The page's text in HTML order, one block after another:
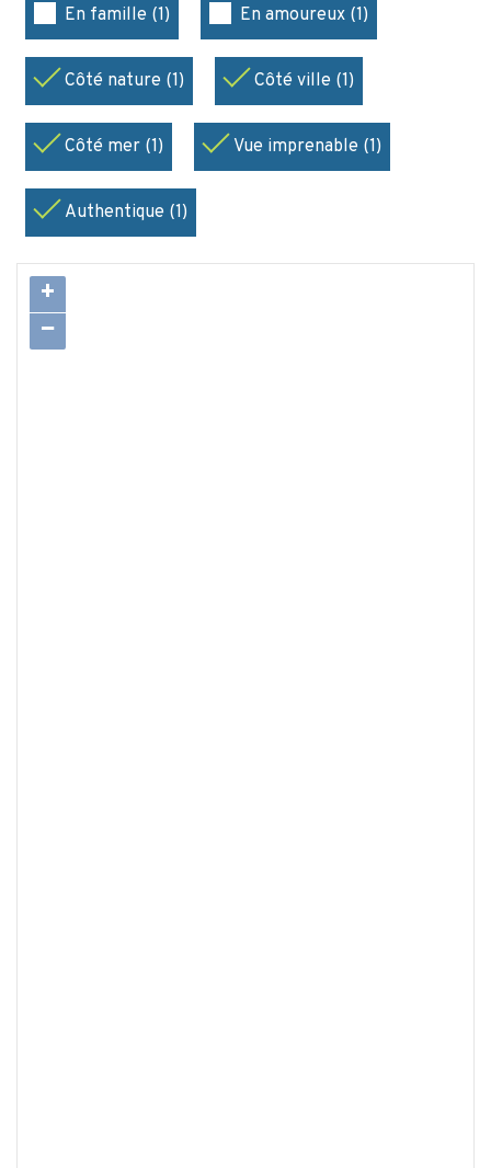
En famille (1) En amoureux (1)
Côté nature (1) Côté ville (1)
Côté mer (1) Vue imprenable (1)
Authentique (1)
+
−